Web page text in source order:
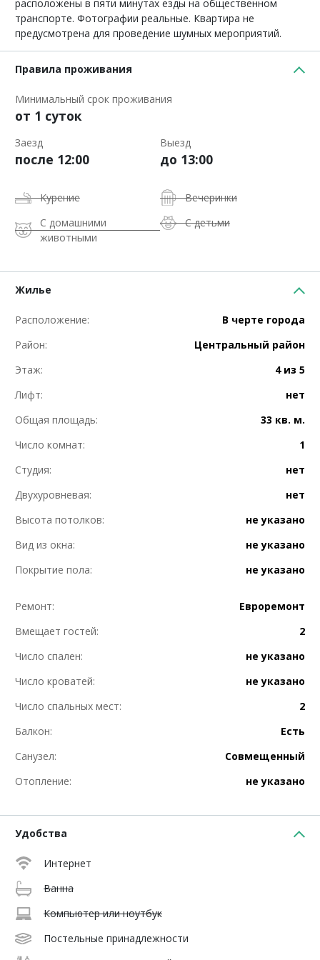
расположены в пяти минутах езды на общественном
транспорте. Фотографии реальные. Квартира не
предусмотрена для проведение шумных мероприятий.
Правила проживания
Минимальный срок проживания
от 1 суток
Заезд
после 12:00
Выезд
до 13:00
Курение
Вечеринки
С домашними
животными
С детьми
Жилье
Расположение:
В черте города
Район:
Центральный район
Этаж:
4 из 5
Лифт:
нет
Общая площадь:
33 кв. м.
Число комнат:
1
Студия:
нет
Двухуровневая:
нет
Высота потолков:
не указано
Вид из окна:
не указано
Покрытие пола:
не указано
Ремонт:
Евроремонт
Вмещает гостей:
2
Число спален:
не указано
Число кроватей:
не указано
Число спальных мест:
2
Балкон:
Есть
Санузел:
Совмещенный
Отопление:
не указано
Удобства
Интернет
Ванна
Компьютер или ноутбук
Постельные принадлежности